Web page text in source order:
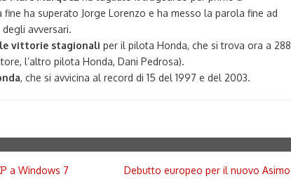
ha superato Jorge Lorenzo e ha messo la parola fine ad
avversari.
le vittorie stagionali per il pilota Honda, che si trova ora a 288
l’altro pilota Honda, Dani Pedrosa).
, che si avvicina al record di 15 del 1997 e del 2003.
a Windows 7 Debutto europeo per il nuovo Asimo